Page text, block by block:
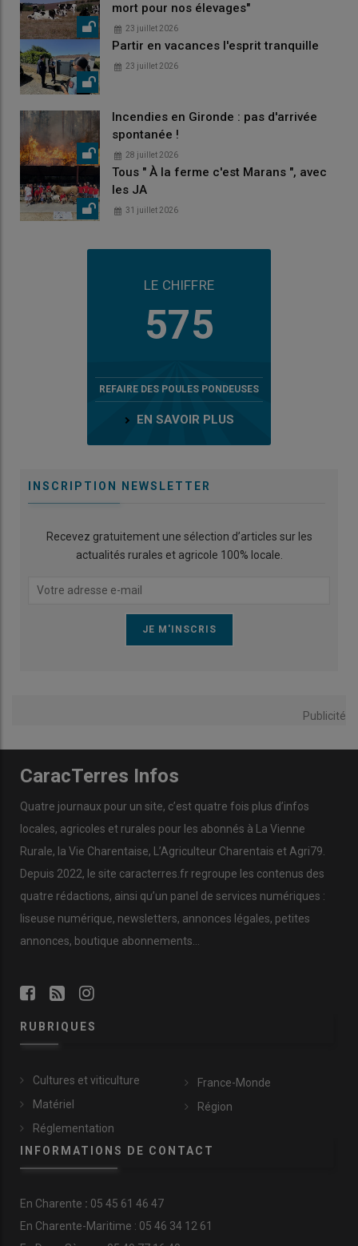
mort pour nos élevages"
23 juillet 2026
Partir en vacances l'esprit tranquille
23 juillet 2026
Incendies en Gironde : pas d'arrivée
spontanée !
28 juillet 2026
Tous " À la ferme c'est Marans ", avec
les JA
31 juillet 2026
LE CHIFFRE
575
REFAIRE DES POULES PONDEUSES
EN SAVOIR PLUS
INSCRIPTION NEWSLETTER
Recevez gratuitement une sélection d’articles sur les
actualités rurales et agricole 100% locale.
Publicité
CaracTerres Infos
Quatre journaux pour un site, c’est quatre fois plus d’infos
locales, agricoles et rurales pour les abonnés à La Vienne
Rurale, la Vie Charentaise, L’Agriculteur Charentais et Agri79.
Depuis 2022, le site caracterres.fr regroupe les contenus des
quatre rédactions, ainsi qu’un panel de services numériques :
liseuse numérique, newsletters, annonces légales, petites
annonces, boutique abonnements…
RUBRIQUES
Cultures et viticulture
Matériel
Réglementation
France-Monde
Région
INFORMATIONS DE CONTACT
En Charente : 05 45 61 46 47
En Charente-Maritime : 05 46 34 12 61